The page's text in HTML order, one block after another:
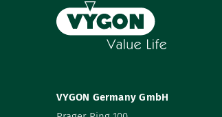
VYGON Germany GmbH